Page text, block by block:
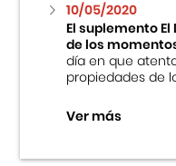
10/05/2020
El suplemento
de los
día en que
propiedades de
Ver más